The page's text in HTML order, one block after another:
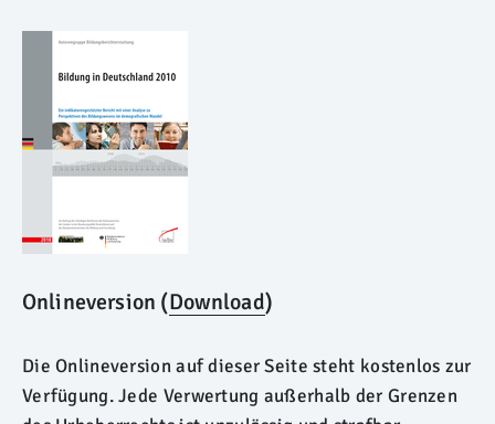
Onlineversion (Download)
Die Onlineversion auf dieser Seite steht kostenlos zur
Verfügung. Jede Verwertung außerhalb der Grenzen